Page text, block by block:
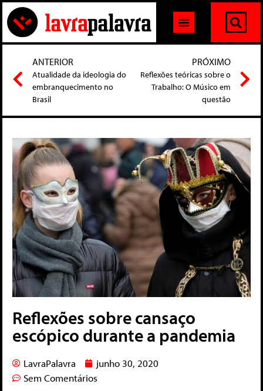
ANTERIOR
Atualidade da ideologia do
embranquecimento no
Brasil
PRÓXIMO
Reflexões teóricas sobre o
Trabalho: O Músico em
questão
Reflexões sobre cansaço
escópico durante a pandemia
LavraPalavra
junho 30, 2020
Sem Comentários